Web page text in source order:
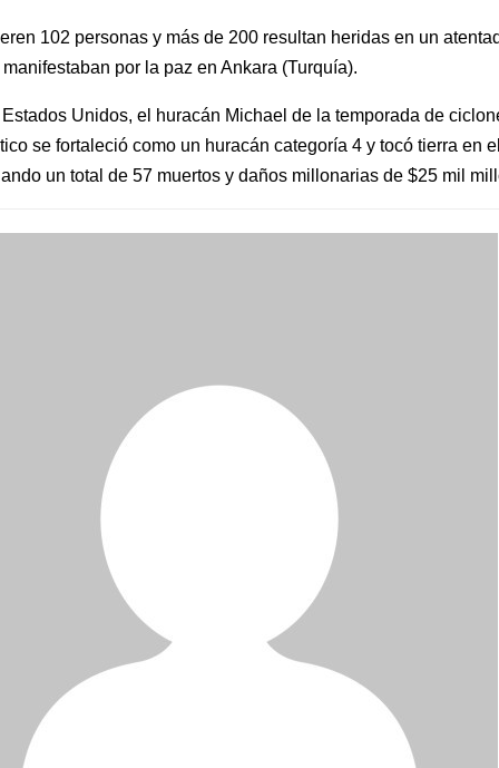
102 personas y más de 200 resultan heridas en un
por la paz en Ankara (Turquía).
Unidos, el huracán Michael de la temporada de
se fortaleció como un huracán categoría 4 y tocó tierra en
un total de 57 muertos y daños millonarias de $25 mil